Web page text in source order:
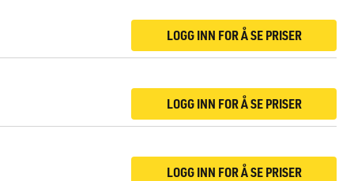
LOGG INN FOR Å SE PRISER
LOGG INN FOR Å SE PRISER
LOGG INN FOR Å SE PRISER